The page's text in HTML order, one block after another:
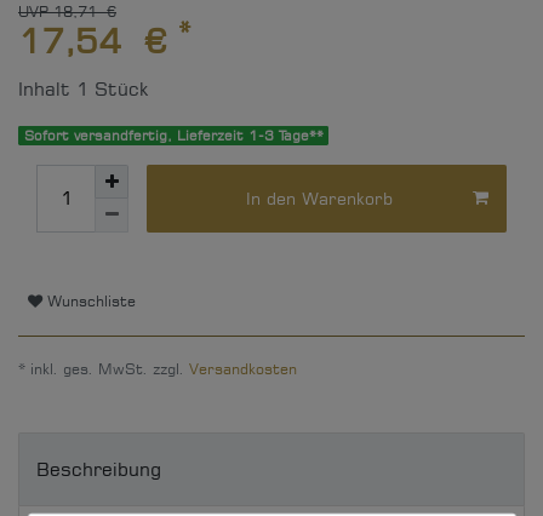
UVP 18,71 €
17,54 € *
Inhalt 1 Stück
Sofort versandfertig, Lieferzeit 1-3 Tage**
In den Warenkorb
Wunschliste
* inkl. ges. MwSt. zzgl. Versandkosten
Beschreibung